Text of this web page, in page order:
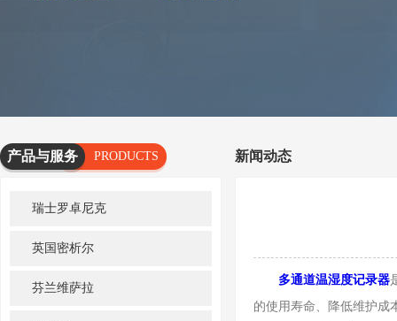
产品与服务
PRODUCTS
SERVICES
瑞士罗卓尼克
英国密析尔
芬兰维萨拉
新闻动态
多通道温湿度记录器
的使用寿命、降低维护成